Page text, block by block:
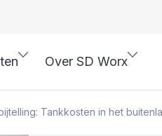
Over SD Worx
Tankkosten in het